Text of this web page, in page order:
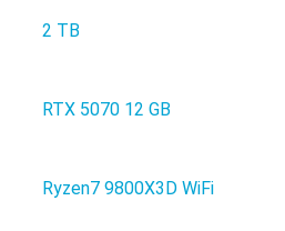
2 TB
RTX 5070 12 GB
Ryzen7 9800X3D WiFi